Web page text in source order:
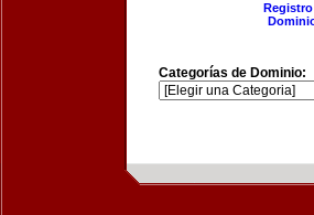
Categorías de Dominio: